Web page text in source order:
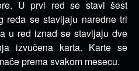
U prvi red se stavi šest
reda se stavljaju naredne tri
u red iznad se stavljaju dve
izvučena karta. Karte se
prema svakom mesecu.